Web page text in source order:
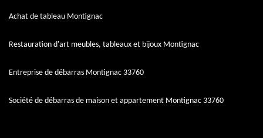
Achat de tableau Montignac
Restauration d'art meubles, tableaux et bijoux Montignac
Entreprise de débarras Montignac 33760
Société de débarras de maison et appartement Montignac 33760